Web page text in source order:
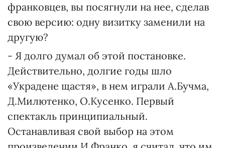
франковцев, вы посягнули на нее, сделав
свою версию: одну визитку заменили на
другую?
- Я долго думал об этой постановке.
Действительно, долгие годы шло
«Украдене щастя», в нем играли А.Бучма,
Д.Милютенко, О.Кусенко. Первый
спектакль принципиальный.
Останавливая свой выбор на этом